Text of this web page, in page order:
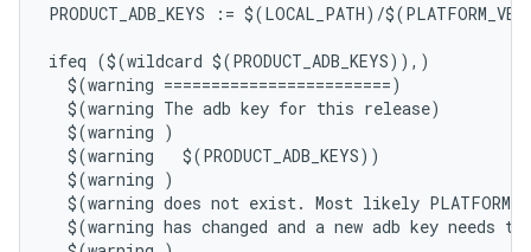
PRODUCT_ADB_KEYS := $(LOCAL_PATH)/
ifeq ($(wildcard $(PRODUCT_ADB_KEYS)),)
  $(warning ========================)
  $(warning The adb key for this release)
  $(warning )
  $(warning   $(PRODUCT_ADB_KEYS))
  $(warning )
$(warning does not exist. Most likely
$(warning has changed and a new adb key needs